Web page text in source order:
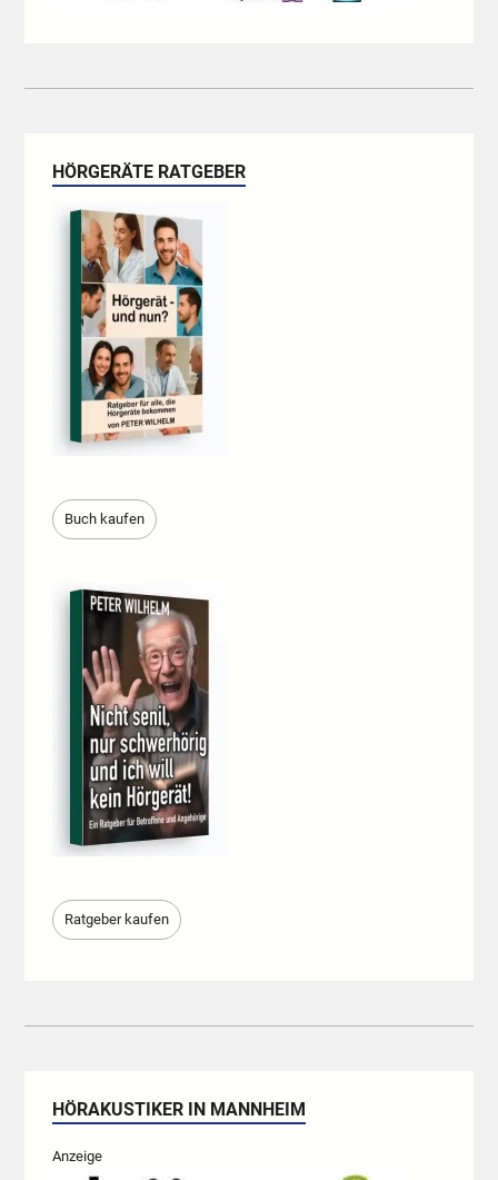
HÖRGERÄTE RATGEBER
Buch kaufen
Ratgeber kaufen
HÖRAKUSTIKER IN MANNHEIM
Anzeige